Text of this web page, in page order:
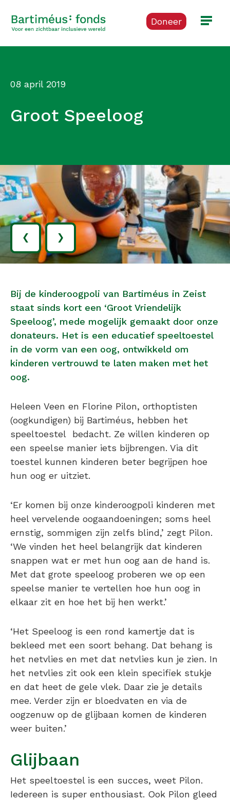
Doneer
Groot Speeloog
08 april 2019
‹ ›
Bij de kinderoogpoli van Bartiméus in Zeist
staat sinds kort een ‘Groot Vriendelijk
Speeloog’, mede mogelijk gemaakt door onze
donateurs. Het is een educatief speeltoestel
in de vorm van een oog, ontwikkeld om
kinderen vertrouwd te laten maken met het
oog.
Heleen Veen en Florine Pilon, orthoptisten
(oogkundigen) bij Bartiméus, hebben het
speeltoestel bedacht. Ze willen kinderen op
een speelse manier iets bijbrengen. Via dit
toestel kunnen kinderen beter begrijpen hoe
hun oog er uitziet.
‘Er komen bij onze kinderoogpoli kinderen met
heel vervelende oogaandoeningen; soms heel
ernstig, sommigen zijn zelfs blind,’ zegt Pilon.
‘We vinden het heel belangrijk dat kinderen
snappen wat er met hun oog aan de hand is.
Met dat grote speeloog proberen we op een
speelse manier te vertellen hoe hun oog in
elkaar zit en hoe het bij hen werkt.’
‘Het Speeloog is een rond kamertje dat is
bekleed met een soort behang. Dat behang is
het netvlies en met dat netvlies kun je zien. In
het netvlies zit ook een klein specifiek stukje
en dat heet de gele vlek. Daar zie je details
mee. Verder zijn er bloedvaten en via de
oogzenuw op de glijbaan komen de kinderen
weer buiten.’
Glijbaan
Het speeltoestel is een succes, weet Pilon.
Iedereen is super enthousiast. Ook Pilon gleed